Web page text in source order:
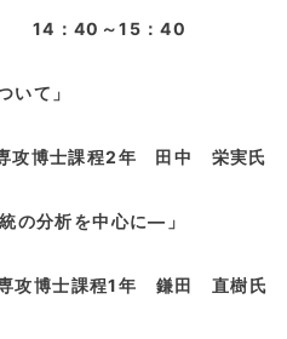
14 ：40 ～15 ：40
いて」
課程2年 田中 栄実氏
の分析を中心に―」
課程1年 鎌田 直樹氏